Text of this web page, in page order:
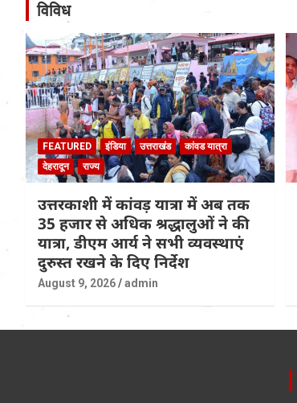
विविध
FEATURED इंडिया उत्तराखंड
कांवड यात्रा
देहरादून
राज्य
उत्तरकाशी में कांवड़ यात्रा में अब तक
35 हजार से अधिक श्रद्धालुओं ने की
यात्रा, डीएम आर्य ने सभी व्यवस्थाएं
दुरुस्त रखने के दिए निर्देश
August 9, 2026 admin